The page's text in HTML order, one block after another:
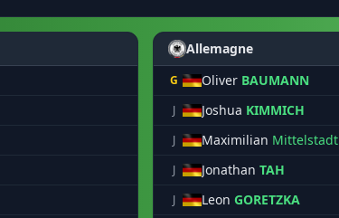
Allemagne
G Oliver BAUMANN
J Joshua KIMMICH
J Maximilian Mittelstadt
J Jonathan TAH
J Leon GORETZKA